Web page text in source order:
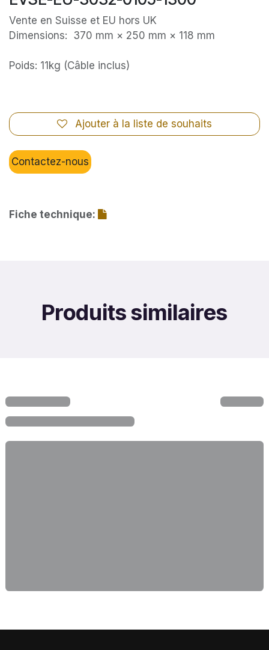
Vente en Suisse et EU hors UK
Dimensions: 370 mm × 250 mm × 118 mm
Poids: 11kg (Câble inclus)
Ajouter à la liste de souhaits
Contactez-nous
Fiche technique:
Produits similaires